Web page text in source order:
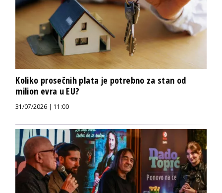
Koliko prosečnih plata je potrebno za stan od
milion evra u EU?
31/07/2026 | 11:00